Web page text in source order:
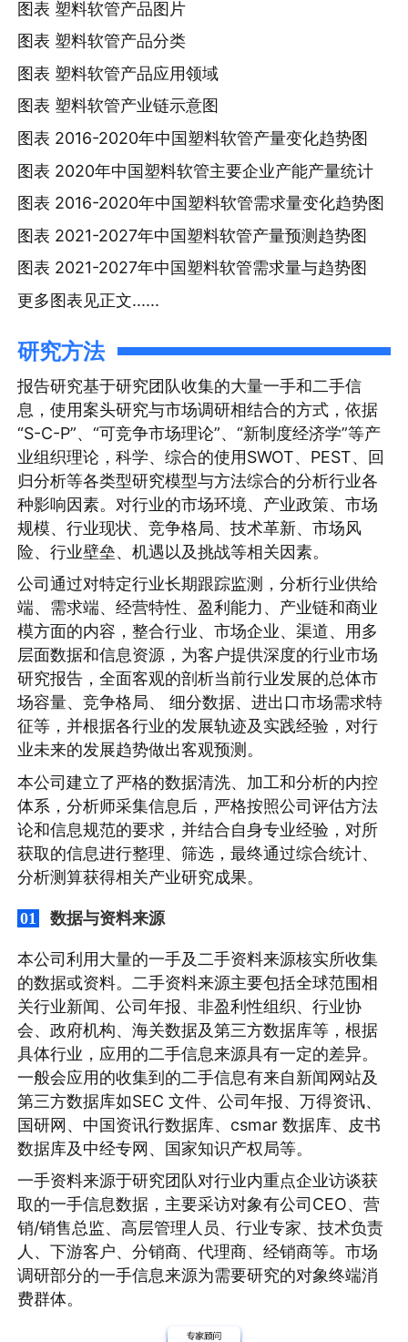
图表 塑料软管产品图片
图表 塑料软管产品分类
图表 塑料软管产品应用领域
图表 塑料软管产业链示意图
图表 2016-2020年中国塑料软管产量变化趋势图
图表 2020年中国塑料软管主要企业产能产量统计
图表 2016-2020年中国塑料软管需求量变化趋势图
图表 2021-2027年中国塑料软管产量预测趋势图
图表 2021-2027年中国塑料软管需求量与趋势图
更多图表见正文......
研究方法
报告研究基于研究团队收集的大量一手和二手信
息，使用案头研究与市场调研相结合的方式，依据
“S-C-P”、“可竞争市场理论”、“新制度经济学”等产
业组织理论，科学、综合的使用SWOT、PEST、回
归分析等各类型研究模型与方法综合的分析行业各
种影响因素。对行业的市场环境、产业政策、市场
规模、行业现状、竞争格局、技术革新、市场风
险、行业壁垒、机遇以及挑战等相关因素。
公司通过对特定行业长期跟踪监测，分析行业供给
端、需求端、经营特性、盈利能力、产业链和商业
模方面的内容，整合行业、市场企业、渠道、用多
层面数据和信息资源，为客户提供深度的行业市场
研究报告，全面客观的剖析当前行业发展的总体市
场容量、竞争格局、 细分数据、进出口市场需求特
征等，并根据各行业的发展轨迹及实践经验，对行
业未来的发展趋势做出客观预测。
本公司建立了严格的数据清洗、加工和分析的内控
体系，分析师采集信息后，严格按照公司评估方法
论和信息规范的要求，并结合自身专业经验，对所
获取的信息进行整理、筛选，最终通过综合统计、
分析测算获得相关产业研究成果。
01 数据与资料来源
本公司利用大量的一手及二手资料来源核实所收集
的数据或资料。二手资料来源主要包括全球范围相
关行业新闻、公司年报、非盈利性组织、行业协
会、政府机构、海关数据及第三方数据库等，根据
具体行业，应用的二手信息来源具有一定的差异。
一般会应用的收集到的二手信息有来自新闻网站及
第三方数据库如SEC 文件、公司年报、万得资讯、
国研网、中国资讯行数据库、csmar 数据库、皮书
数据库及中经专网、国家知识产权局等。
一手资料来源于研究团队对行业内重点企业访谈获
取的一手信息数据，主要采访对象有公司CEO、营
销/销售总监、高层管理人员、行业专家、技术负责
人、下游客户、分销商、代理商、经销商等。市场
调研部分的一手信息来源为需要研究的对象终端消
费群体。